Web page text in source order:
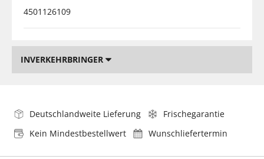
4501126109
INVERKEHRBRINGER
Deutschlandweite Lieferung
Frischegarantie
Kein Mindestbestellwert
Wunschliefertermin